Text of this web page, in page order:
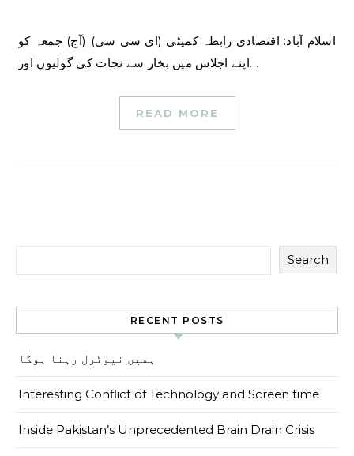
اسلام آباد: اقتصادی رابطہ کمیٹی (ای سی سی) (آج) جمعہ کو
اپنے اجلاس میں بخار سے نجات کی گولیوں اور…
READ MORE
Search
RECENT POSTS
ہمیں نیوٹرل رہنا ہوگا
Interesting Conflict of Technology and Screen time
Inside Pakistan’s Unprecedented Brain Drain Crisis